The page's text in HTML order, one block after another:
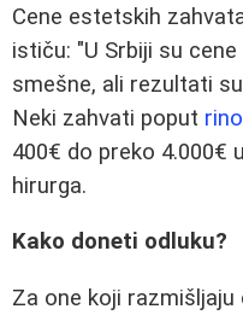
Cene estetskih
ističu: "U Srbiji su
smešne, ali rezultati
Neki zahvati poput
400€ do preko 4.000€
hirurga.
Kako doneti odluku?
Za one koji